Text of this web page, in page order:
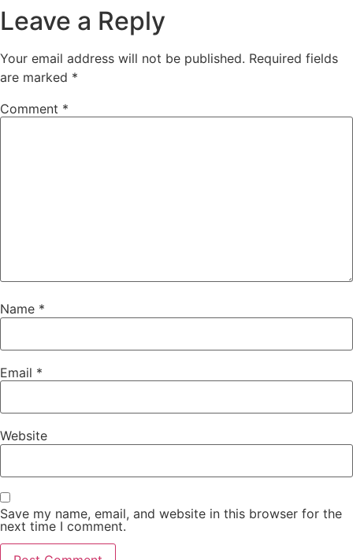
Leave a Reply
Your email address will not be published. Required fields
are marked *
Comment *
Name *
Email *
Website
Save my name, email, and website in this browser for the
next time I comment.